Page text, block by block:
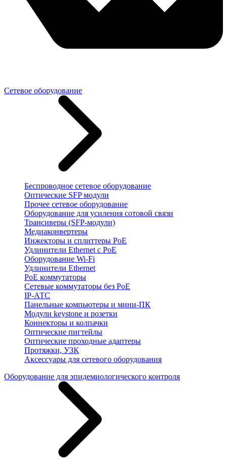
Сетевое оборудование
Беспроводное сетевое оборудование
Оптические SFP модули
Прочее сетевое оборудование
Оборудование для усиления сотовой связи
Трансиверы (SFP-модули)
Медиаконвертеры
Инжекторы и сплиттеры PoE
Удлинители Ethernet с PoE
Оборудование Wi-Fi
Удлинители Ethernet
PoE коммутаторы
Сетевые коммутаторы без PoE
IP-АТС
Панельные компьютеры и мини-ПК
Модули keystone и розетки
Коннекторы и колпачки
Оптические пигтейлы
Оптические проходные адаптеры
Протяжки, УЗК
Аксессуары для сетевого оборудования
Оборудование для эпидемиологического контроля